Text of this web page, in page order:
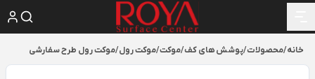
خانه/محصولات/پوشش های کف/موکت/موکت رول/موکت رول طرح سفارشی